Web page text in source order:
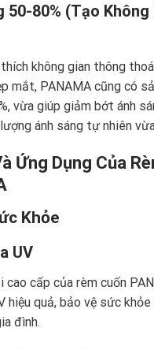
50-80% (Tạo
thích không gian thông
mắt, PANAMA cũng có
vừa giúp giảm bớt ánh
ánh sáng tự nhiên
Ứng Dụng Của
Khỏe
UV
cao cấp của rèm cuốn
hiệu quả, bảo vệ sức
đình.